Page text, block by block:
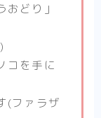
どり」
コを手に
(ファラザ